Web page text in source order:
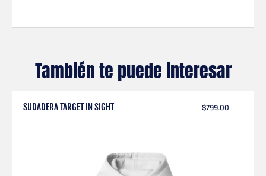
También te puede interesar
SUDADERA TARGET IN SIGHT $799.00